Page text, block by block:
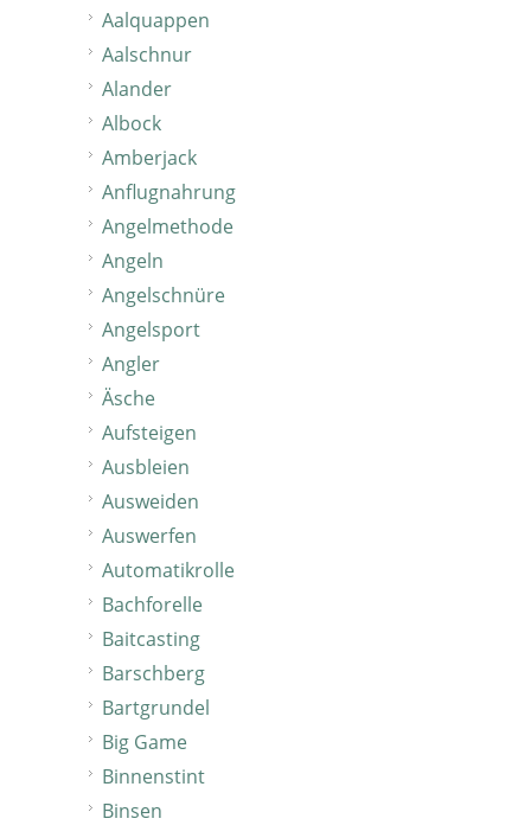
Aalquappen
Aalschnur
Alander
Albock
Amberjack
Anflugnahrung
Angelmethode
Angeln
Angelschnüre
Angelsport
Angler
Äsche
Aufsteigen
Ausbleien
Ausweiden
Auswerfen
Automatikrolle
Bachforelle
Baitcasting
Barschberg
Bartgrundel
Big Game
Binnenstint
Binsen